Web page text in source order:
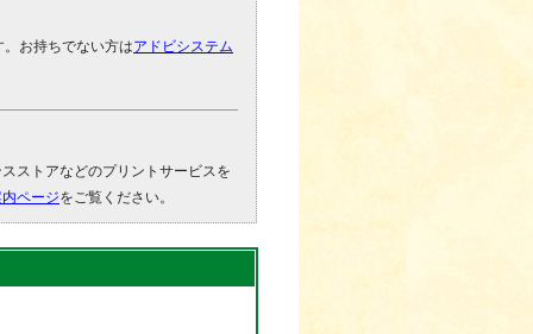
お持ちでない方はアドビシステム
ストアなどのプリントサービスを
ページをご覧ください。